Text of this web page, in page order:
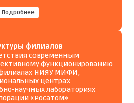
Подробнее
филиалов
современным
функционированию
НИЯУ МИФИ,
центрах
научных лабораториях
«Росатом»